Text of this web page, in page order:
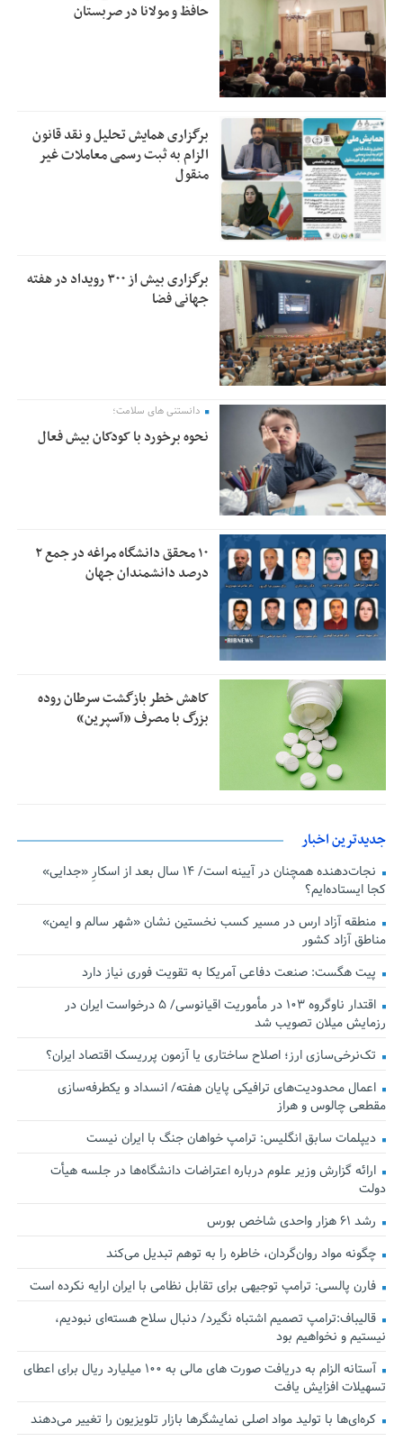
حافظ و مولانا در صربستان
برگزاری همایش تحلیل و نقد قانون
الزام به ثبت رسمی معاملات غیر
منقول
برگزاری بیش از ۳۰۰ رویداد در هفته
جهانی فضا
دانستنی های سلامت؛
نحوه برخورد با کودکان بیش فعال
۱۰ محقق دانشگاه مراغه در جمع ۲
درصد دانشمندان جهان
کاهش خطر بازگشت سرطان روده
بزرگ با مصرف «آسپرین»
جدیدترین اخبار
نجات‌دهنده‌ همچنان در آیینه است/ ۱۴ سال بعد از اسکارِ «جدایی»
کجا ایستاده‌ایم؟
منطقه آزاد ارس در مسیر کسب نخستین نشان «شهر سالم و ایمن»
مناطق آزاد کشور
پیت هگست: صنعت دفاعی آمریکا به تقویت فوری نیاز دارد
اقتدار ناوگروه ۱۰۳ در مأموریت‌ اقیانوسی/ ۵ درخواست ایران در
رزمایش میلان تصویب شد
تک‌نرخی‌سازی ارز؛ اصلاح ساختاری یا آزمون پرریسک اقتصاد ایران؟
اعمال محدودیت‌های ترافیکی پایان هفته/ انسداد و یکطرفه‌سازی
مقطعی چالوس و هراز
دیپلمات سابق انگلیس:‌ ترامپ خواهان جنگ با ایران نیست
ارائه گزارش وزیر علوم درباره اعتراضات دانشگاه‌ها در جلسه هیأت
دولت
رشد ۶۱ هزار واحدی شاخص بورس
چگونه مواد روان‌گردان، خاطره را به توهم تبدیل می‌کند
فارن پالسی: ترامپ توجیهی برای تقابل نظامی با ایران ارایه نکرده است
قالیباف:ترامپ تصمیم اشتباه نگیرد/ دنبال سلاح هسته‌ای نبودیم،
نیستیم و نخواهیم بود
آستانه الزام به دریافت صورت های مالی به ۱۰۰ میلیارد ریال برای اعطای
تسهیلات افزایش یافت
کره‌ای‌ها با تولید مواد اصلی نمایشگرها بازار تلویزیون را تغییر می‌دهند